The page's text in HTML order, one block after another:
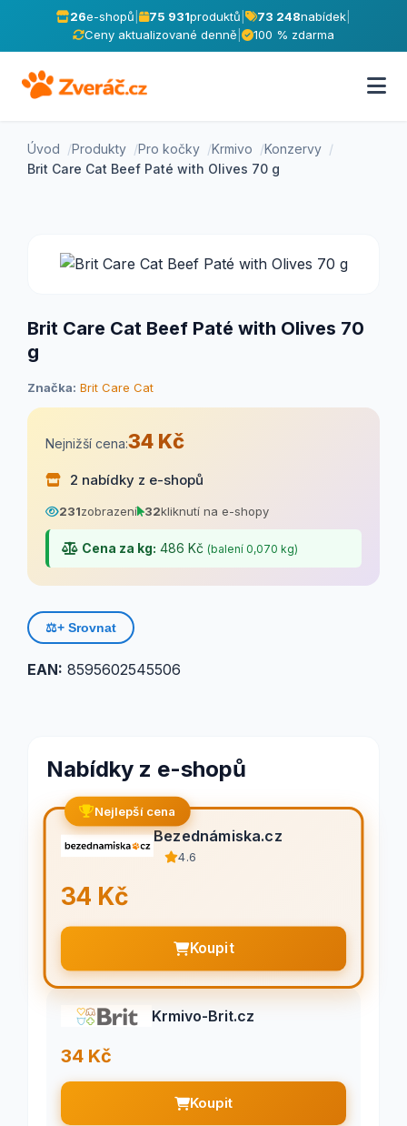
26e-shopů 75 931produktů 73 248nabídek
Ceny aktualizované denně
100 % zdarma
Úvod Produkty Pro kočky Krmivo
Konzervy
Brit Care Cat Beef Paté with Olives 70 g
Brit Care Cat Beef Paté with Olives 70
g
Značka: Brit Care Cat
Nejnižší cena:34 Kč
2 nabídky z e-shopů
231zobrazení 32kliknutí na e-shopy
Cena za kg: 486 Kč (balení 0,070 kg)
⚖️+ Srovnat
EAN: 8595602545506
Nabídky z e-shopů
Nejlepší cena
Bezednámiska.cz
4.6
34 Kč
Koupit
Krmivo-Brit.cz
34 Kč
Koupit